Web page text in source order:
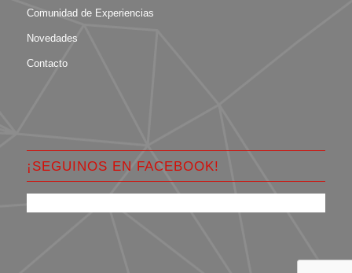
Comunidad de Experiencias
Novedades
Contacto
¡SEGUINOS EN FACEBOOK!